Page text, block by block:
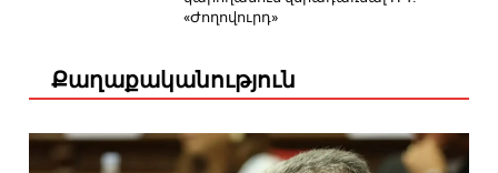
«Ժողովուրդ»
Քաղաքականություն